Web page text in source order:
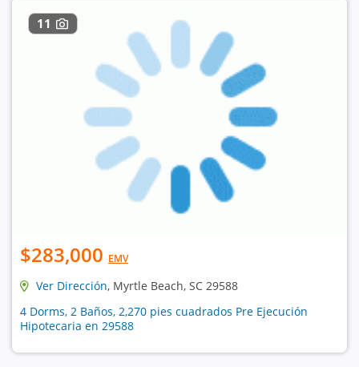
11
$283,000 EMV
Ver Dirección, Myrtle Beach, SC 29588
4 Dorms, 2 Baños, 2,270 pies cuadrados Pre Ejecución
Hipotecaria en 29588